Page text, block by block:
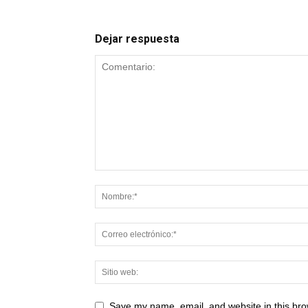
Dejar respuesta
Save my name, email, and website in this